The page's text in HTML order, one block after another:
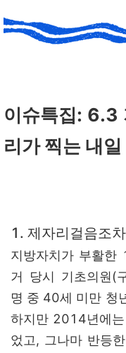
이슈특집: 6.3
리가 찍는 내일
1. 제자리걸음조
지방자치가 부활한
거 당시 기초의원(
명 중 40세 미만 청
하지만 2014년에
었고, 그나마 반등